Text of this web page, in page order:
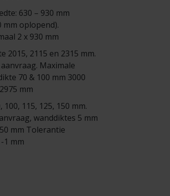
630 – 930 mm
mm oplopend).
2 x 930 mm
2015, 2115 en 2315 mm.
Maximale
70 & 100 mm 3000
mm
115, 125, 150 mm.
wanddiktes 5 mm
mm Tolerantie
1 mm